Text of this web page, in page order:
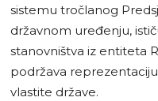
sistemu tročlanog
državnom uređenju,
stanovništva iz entiteta
podržava
vlastite države.